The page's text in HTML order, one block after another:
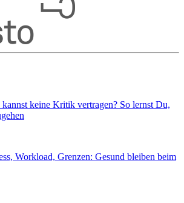
keine Kritik vertragen? So lernst Du,
Workload, Grenzen: Gesund bleiben beim